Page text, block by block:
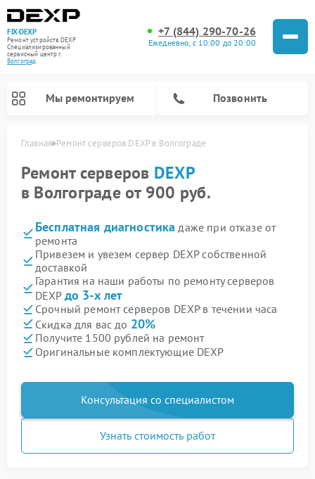
FIX-DEXP
Ремонт устройств DEXP
Специализированный
cервисный центр г.
Волгоград
+7 (844) 290-70-26
Ежедневно, с 10:00 до 20:00
Мы ремонтируем Позвонить
Главная Ремонт серверов DEXP в Волгограде
Ремонт серверов DEXP
в Волгограде от 900 руб.
Бесплатная диагностика даже при отказе от
ремонта
Привезем и увезем сервер DEXP собственной
доставкой
Гарантия на наши работы по ремонту серверов
DEXP до 3-х лет
Срочный ремонт серверов DEXP в течении часа
Скидка для вас до 20%
Получите 1500 рублей на ремонт
Оригинальные комплектующие DEXP
Консультация со специалистом
Узнать стоимость работ